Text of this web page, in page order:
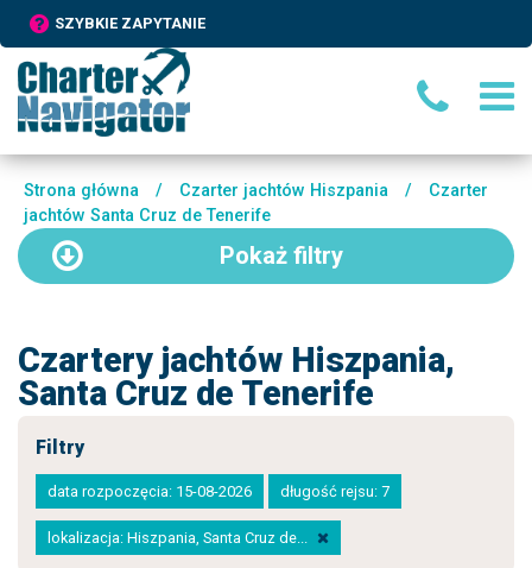
SZYBKIE ZAPYTANIE
Strona główna / Czarter jachtów Hiszpania /
Czarter
jachtów Santa Cruz de Tenerife
Pokaż filtry
Czartery jachtów Hiszpania,
Santa Cruz de Tenerife
Filtry
data rozpoczęcia: 15-08-2026 długość rejsu: 7
lokalizacja: Hiszpania, Santa Cruz de...